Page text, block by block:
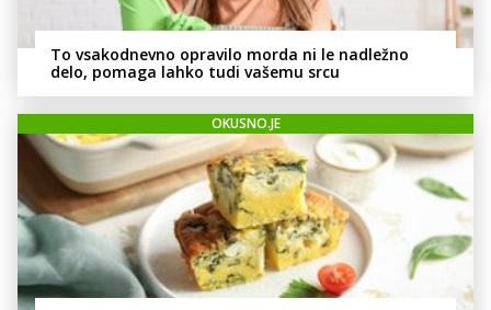
To vsakodnevno opravilo morda ni le nadležno
delo, pomaga lahko tudi vašemu srcu
OKUSNO.JE